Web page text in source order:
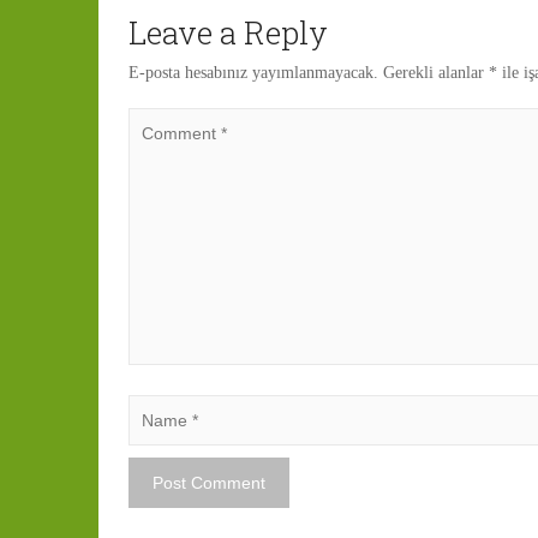
Leave a Reply
E-posta hesabınız yayımlanmayacak. Gerekli alanlar * ile